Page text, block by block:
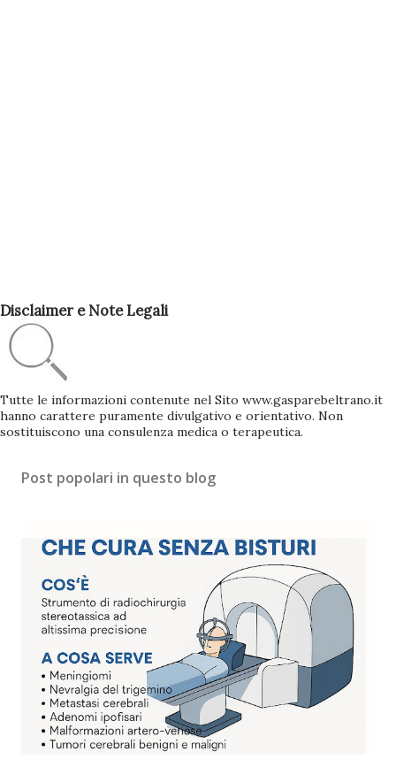
Disclaimer e Note Legali
Tutte le informazioni contenute nel Sito www.gasparebeltrano.it
hanno carattere puramente divulgativo e orientativo. Non
sostituiscono una consulenza medica o terapeutica.
Post popolari in questo blog